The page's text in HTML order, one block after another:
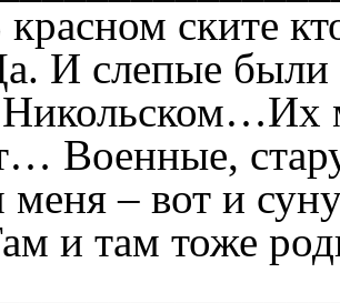
ските
И слепые были
Военные,
меня – вот и
и там тоже